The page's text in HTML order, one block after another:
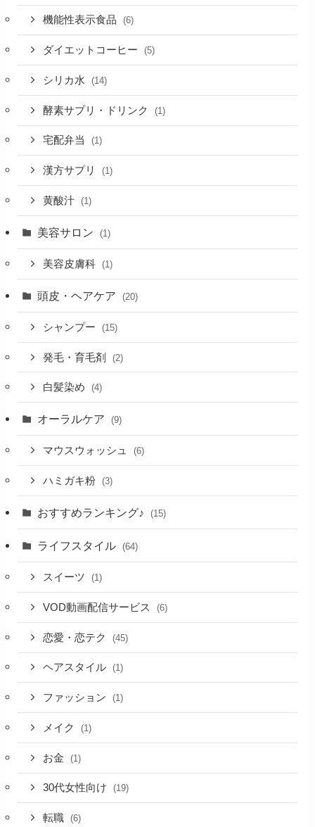
機能性表示食品 (6)
ダイエットコーヒー (5)
シリカ水 (14)
酵素サプリ・ドリンク (1)
宅配弁当 (1)
漢方サプリ (1)
黄酸汁 (1)
美容サロン (1)
美容皮膚科 (1)
頭皮・ヘアケア (20)
シャンプー (15)
発毛・育毛剤 (2)
白髪染め (4)
オーラルケア (9)
マウスウォッシュ (6)
ハミガキ粉 (3)
おすすめランキング♪ (15)
ライフスタイル (64)
スイーツ (1)
VOD動画配信サービス (6)
恋愛・恋テク (45)
ヘアスタイル (1)
ファッション (1)
メイク (1)
お金 (1)
30代女性向け (19)
転職 (6)